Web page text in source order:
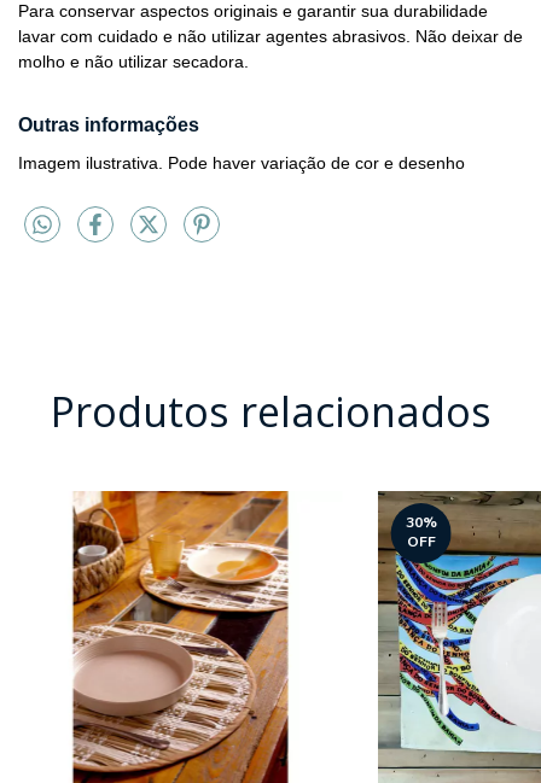
Para conservar aspectos originais e garantir sua durabilidade
lavar com cuidado e não utilizar agentes abrasivos. Não deixar de
molho e não utilizar secadora.
Outras informações
Imagem ilustrativa. Pode haver variação de cor e desenho
Produtos relacionados
30%
OFF